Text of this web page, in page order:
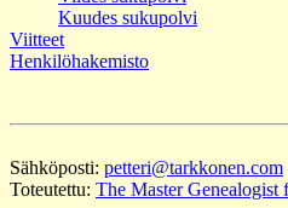
Kuudes sukupolvi
Viitteet
Henkilöhakemisto
Sähköposti: petteri@tarkkonen.com
Toteutettu: The Master Genealogist